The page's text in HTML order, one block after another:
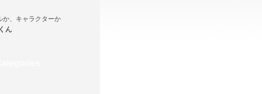
か、キャラクターか
ん